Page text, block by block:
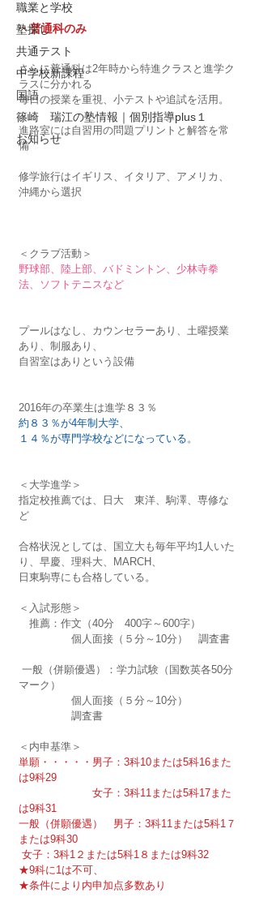
職業と学校
塾探し
共通テスト
中学校新課程
国語
篠崎 瑞江の塾情報｜個別指導plus１
お知らせ
・普通科のみ
さらに普通科は2年時から特進クラスと進学ク
ラスに分かれる
毎日の授業を重視、小テストや追試を活用。
進路室には自習用の問題プリントと解答を常
備
修学旅行はイギリス、イタリア、アメリカ、
沖縄から選択
＜クラブ活動＞
野球部、陸上部、バドミントン、少林寺拳
法、ソフトテニスなど
プールはなし、カウンセラーあり、土曜授業
あり、制服あり、
自習室はありという設備
2016年の卒業生は進学８３％
約８３％が4年制大学、
１４％が専門学校などになっている。
＜大学進学＞
指定校推薦では、日大　東洋、駒澤、専修な
ど
合格状況としては、国立大も毎年平均1人いた
り、早慶、理科大、MARCH、
日東駒専にも合格している。
＜入試形態＞
推薦：作文（40分　400字～600字）
個人面接（５分～10分）　調査書
マーク）
個人面接（５分～10分）
調査書
＜内申基準＞
単願・・・・・男子：3科10または5科16また
は9科29
女子：3科11または5科17また
は9科31
一般（併願優遇）　男子：3科11または5科1７
または9科30
女子：3科1２または5科1８または9科32
★9科に1は不可、
★条件により内申加点多数あり